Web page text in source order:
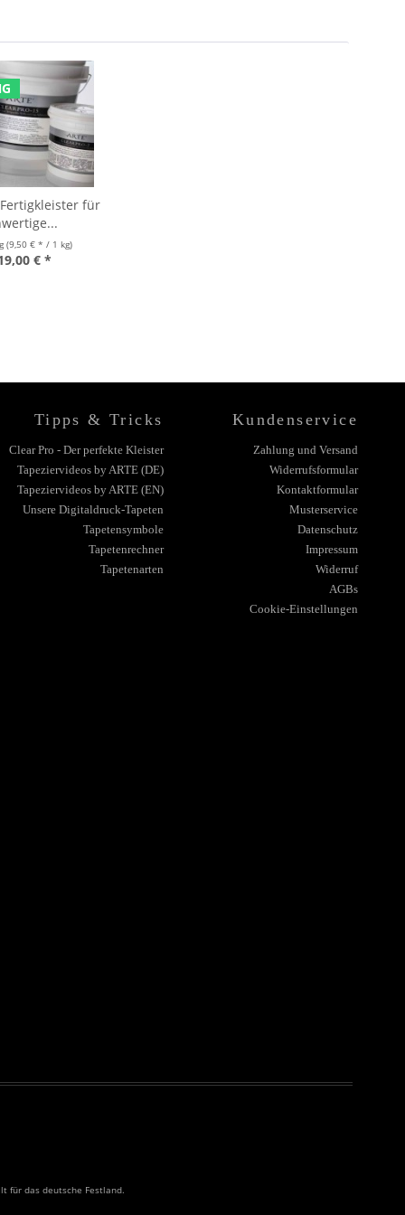
Fertigkleister für
(9,50 € * / 1 kg)
€ *
Tipps & Tricks
Clear Pro - Der perfekte Kleister
Tapeziervideos by ARTE (DE)
Tapeziervideos by ARTE (EN)
Unsere Digitaldruck-Tapeten
Tapetensymbole
Tapetenrechner
Tapetenarten
Kundenservice
Zahlung und Versand
Widerrufsformular
Kontaktformular
Musterservice
Datenschutz
Impressum
Widerruf
AGBs
Cookie-Einstellungen
für das deutsche Festland.